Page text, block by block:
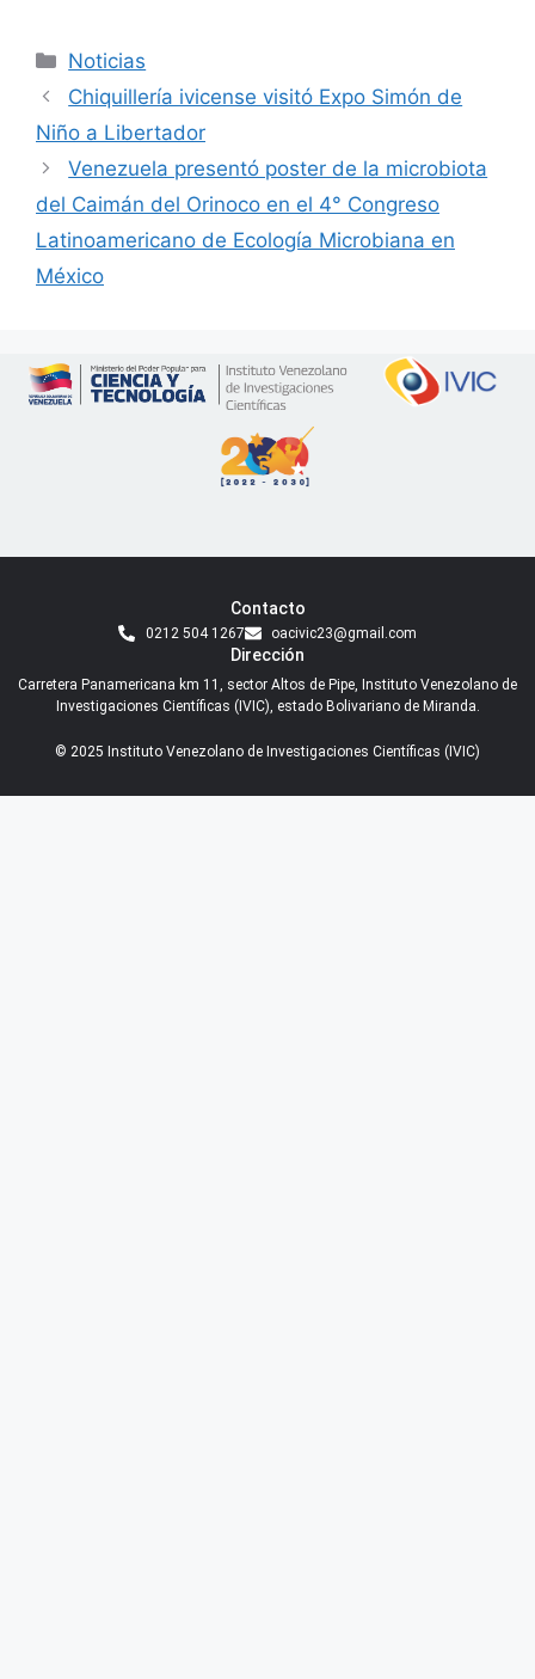
Noticias
Chiquillería ivicense visitó Expo Simón de
Niño a Libertador
Venezuela presentó poster de la microbiota
del Caimán del Orinoco en el 4° Congreso
Latinoamericano de Ecología Microbiana en
México
Contacto
0212 504 1267 oacivic23@gmail.com
Dirección
Carretera Panamericana km 11, sector Altos de Pipe, Instituto Venezolano de
Investigaciones Científicas (IVIC), estado Bolivariano de Miranda.
© 2025 Instituto Venezolano de Investigaciones Científicas (IVIC)